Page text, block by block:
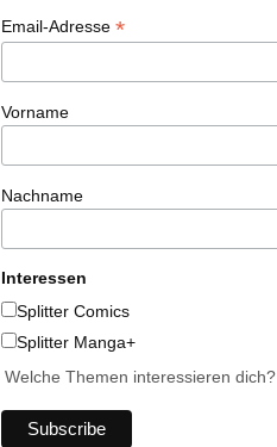
Email-Adresse *
Vorname
Nachname
Interessen
Splitter Comics
Splitter Manga+
Welche Themen interessieren dich?